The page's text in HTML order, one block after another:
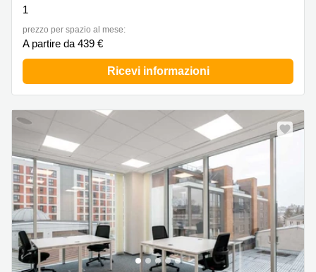
1
prezzo per spazio al mese:
A partire da 439 €
Ricevi informazioni